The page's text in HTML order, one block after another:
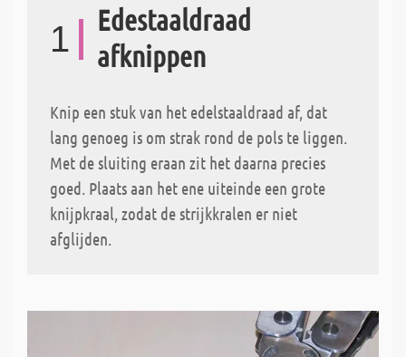
1
Edestaaldraad
afknippen
Knip een stuk van het edelstaaldraad af, dat
lang genoeg is om strak rond de pols te liggen.
Met de sluiting eraan zit het daarna precies
goed. Plaats aan het ene uiteinde een grote
knijpkraal, zodat de strijkkralen er niet
afglijden.